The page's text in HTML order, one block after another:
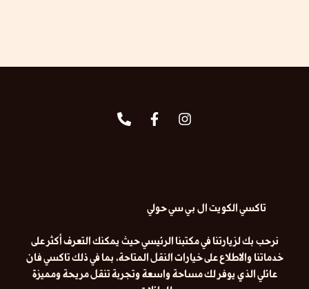
تاكسي الكويت ال بي سي حولي
نرحب بك لزيارتنا في مكتبنا الرئيسي حيث يمكنك التعرف أكثر على
خدماتنا والاطلاع على خيارات النقل المتاحة، بما في ذلك تاكسي فان
عائلي الذي يوفر لك مساحة واسعة وتجربة تنقل مريحة ومميزة